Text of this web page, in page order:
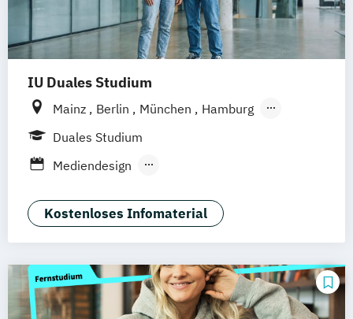
IU Duales Studium
Mainz Berlin München
Hamburg
Frankfurt am Main
Mannheim Leipzig
Augsburg Bielefeld Braunschweig
Dresden Duisburg Karlsruhe
Münster Stuttgart Aachen
deutschlandweit Bonn
Duales Studium
Mediendesign
Kostenloses Infomaterial